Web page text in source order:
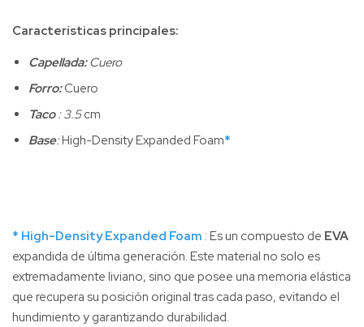
Características principales:
Capellada:Cuero
Forro:Cuero
Taco: 3.5cm
Base:High-Density Expanded Foam*
* High-Density Expanded Foam : Es un compuesto de EVA
expandida de última generación. Este material no solo es
extremadamente liviano, sino que posee una memoria elástica
que recupera su posición original tras cada paso, evitando el
hundimiento y garantizando durabilidad.